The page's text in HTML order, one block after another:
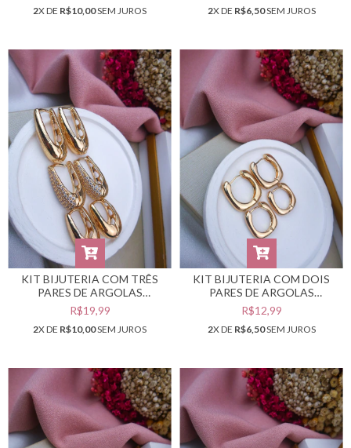
2X DE R$10,00SEM JUROS 2X DE R$6,50SEM JUROS
KIT BIJUTERIA COM TRÊS
PARES DE ARGOLAS
DOURADAS #B0105546
R$19,99
2X DE R$10,00SEM JUROS
KIT BIJUTERIA COM DOIS
PARES DE ARGOLAS
DOURADAS #B0105545
R$12,99
2X DE R$6,50SEM JUROS